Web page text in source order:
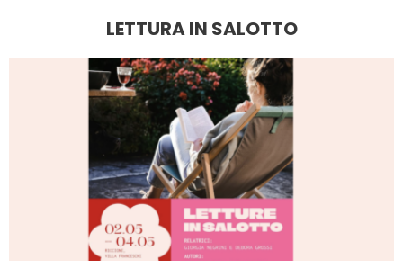
LETTURA IN SALOTTO